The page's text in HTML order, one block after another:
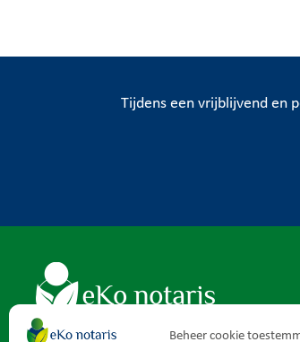
Beheer cookie
Tijdens een vrijblijvend en
Begrijpelijke taal | Levenslang betrokken
Uitstekende beoordeling